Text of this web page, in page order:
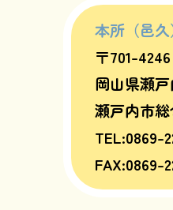
本所（邑久
〒701-4246
岡山県瀬
瀬戸内市
TEL:0869-
FAX:0869-